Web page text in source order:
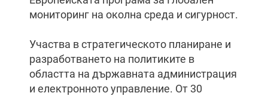
мониторинг на околна среда и сигурност.
Участва в стратегическото планиране и
разработването на политиките в
областта на държавната администрация
и електронното управление. От 30